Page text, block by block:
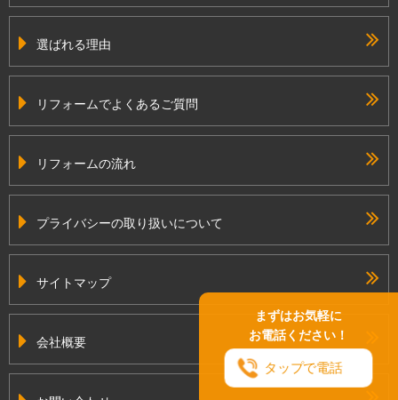
まずはお気軽に
お電話ください！
タップで電話
選ばれる理由
リフォームでよくあるご質問
リフォームの流れ
プライバシーの取り扱いについて
サイトマップ
会社概要